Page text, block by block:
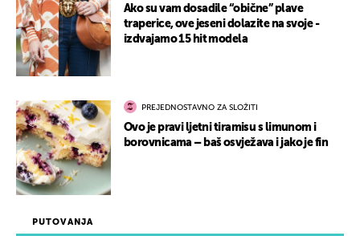
PUTOVANJA
Ako su vam dosadile “obične” plave
traperice, ove jeseni dolazite na svoje -
izdvajamo 15 hit modela
PREJEDNOSTAVNO ZA SLOŽITI
Ovo je pravi ljetni tiramisu s limunom i
borovnicama – baš osvježava i jako je fin